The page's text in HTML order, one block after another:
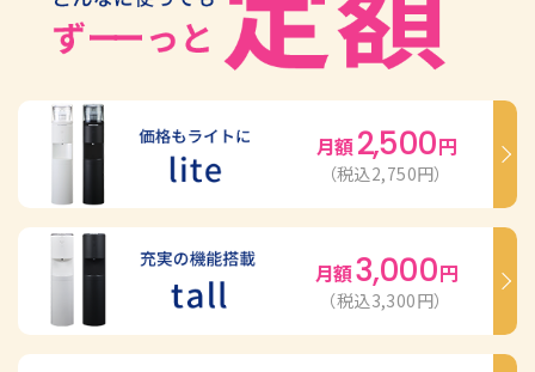
月額2,500円
（税込2,750円）
月額3,000円
（税込3,300円）